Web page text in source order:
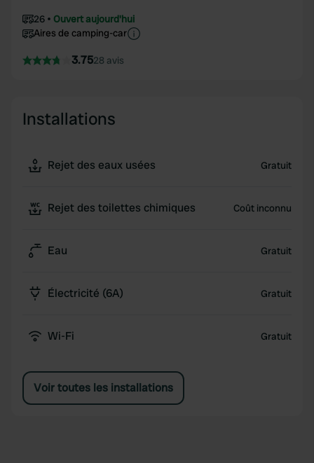
26
Ouvert aujourd'hui
Aires de camping-car
3.7528 avis
Installations
Rejet des eaux usées Gratuit
Rejet des toilettes chimiques Coût inconnu
Eau Gratuit
Électricité (6A) Gratuit
Wi-Fi Gratuit
Voir toutes les installations